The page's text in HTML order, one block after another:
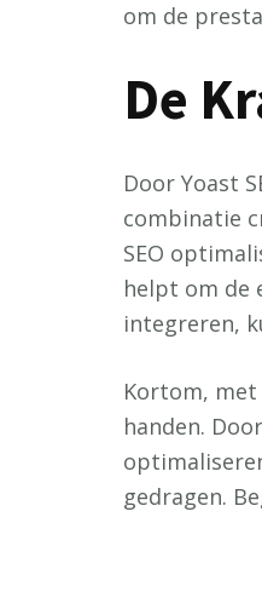
om de
De
Door Yoast
combinatie
SEO
helpt om de
integreren,
Kortom, met
handen.
gedragen.